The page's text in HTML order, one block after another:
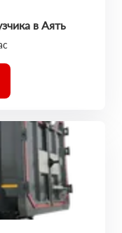
в Аять